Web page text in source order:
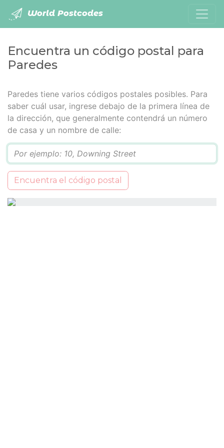
World Postcodes
Encuentra un código postal para
Paredes
Paredes tiene varios códigos postales posibles. Para
saber cuál usar, ingrese debajo de la primera línea de
la dirección, que generalmente contendrá un número
de casa y un nombre de calle:
Encuentra el código postal